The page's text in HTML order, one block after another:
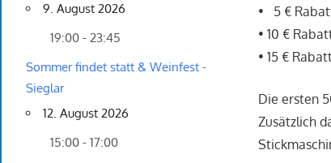
• 5 €
• 10 €
• 15 €
Die ersten
Zusätzlich
9. August 2026
19:00 - 23:45
Sommer findet statt & Weinfest -
Sieglar
12. August 2026
15:00 - 17:00